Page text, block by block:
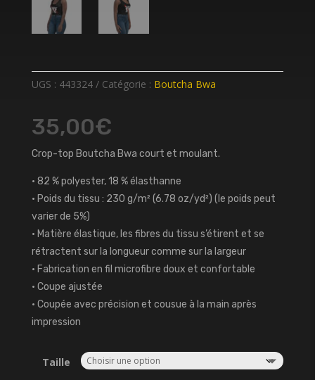
UGS : 443324 Catégorie : Boutcha Bwa
35,00€
Crop-top Boutcha Bwa court et moulant.
• 82 % polyester, 18 % élasthanne
• Poids du tissu : 230 g/m² (6.78 oz/yd²) (le poids peut
varier de 5%)
• Matière élastique, les fibres du tissu s’étirent et se
rétractent sur la longueur comme sur la largeur
• Fabrication en fil microfibre doux et confortable
• Coupe ajustée
• Coupée avec précision et cousue à la main après
impression
Taille